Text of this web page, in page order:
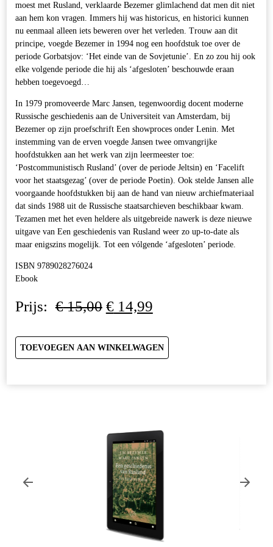
moest met Rusland, verklaarde Bezemer glimlachend dat men dit niet
aan hem kon vragen. Immers hij was historicus, en historici kunnen
nu eenmaal alleen iets beweren over het verleden. Trouw aan dit
principe, voegde Bezemer in 1994 nog een hoofdstuk toe over de
periode Gorbatsjov: ‘Het einde van de Sovjetunie’. En zo zou hij ook
elke volgende periode die hij als ‘afgesloten’ beschouwde eraan
hebben toegevoegd…
In 1979 promoveerde Marc Jansen, tegenwoordig docent moderne
Russische geschiedenis aan de Universiteit van Amsterdam, bij
Bezemer op zijn proefschrift Een showproces onder Lenin. Met
instemming van de erven voegde Jansen twee omvangrijke
hoofdstukken aan het werk van zijn leermeester toe:
‘Postcommunistisch Rusland’ (over de periode Jeltsin) en ‘Facelift
voor het staatsgezag’ (over de periode Poetin). Ook stelde Jansen alle
voorgaande hoofdstukken bij aan de hand van nieuw archiefmateriaal
dat sinds 1988 uit de Russische staatsarchieven beschikbaar kwam.
Tezamen met het even heldere als uitgebreide nawerk is deze nieuwe
uitgave van Een geschiedenis van Rusland weer zo up-to-date als
maar enigszins mogelijk. Tot een vólgende ‘afgesloten’ periode.
ISBN 9789028276024
Ebook
Prijs: €15,00 Oorspronkelijke
prijs
€ 15,00.
€14,99Huidige
prijs
€ 14,99.
TOEVOEGEN AAN WINKELWAGEN